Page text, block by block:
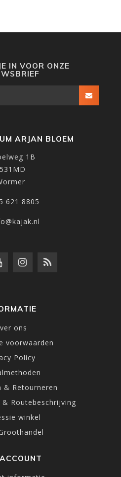
IN VOOR ONZE
ARJAN BLOEM
1B
621 8805
ons
voorwaarden
Policy
& Retourneren
Routebeschrijving
winkel